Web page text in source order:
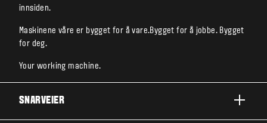
innsiden.
Maskinene våre er bygget for å vare.Bygget for å jobbe. Bygget
for deg.
Your working machine.
SNARVEIER